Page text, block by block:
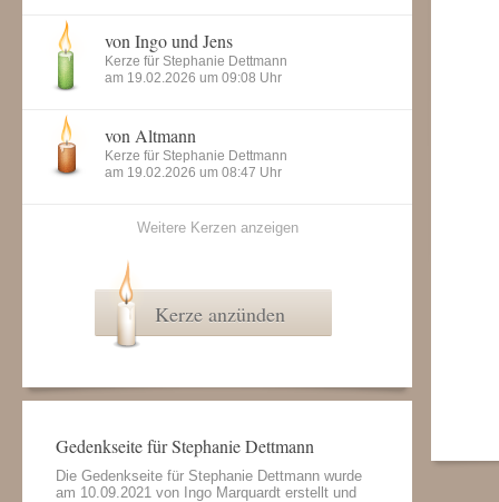
von Ingo und Jens
Kerze für Stephanie Dettmann
am 19.02.2026 um 09:08 Uhr
von Altmann
Kerze für Stephanie Dettmann
am 19.02.2026 um 08:47 Uhr
Weitere Kerzen anzeigen
Kerze anzünden
Gedenkseite für Stephanie Dettmann
Die Gedenkseite für Stephanie Dettmann wurde
am 10.09.2021 von Ingo Marquardt erstellt und